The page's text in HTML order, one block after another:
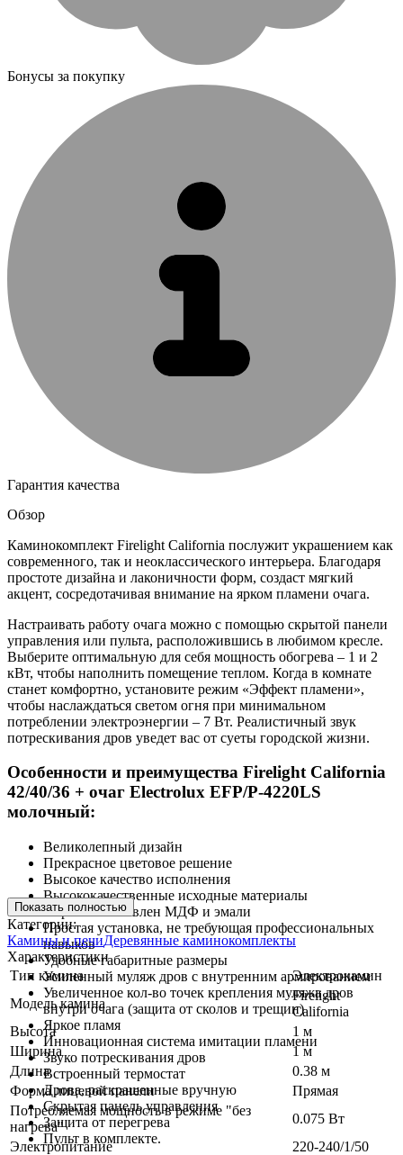
Бонусы за покупку
Гарантия качества
Обзор
Каминокомплект Firelight California послужит украшением как
современного, так и неоклассического интерьера. Благодаря
простоте дизайна и лаконичности форм, создаст мягкий
акцент, сосредотачивая внимание на ярком пламени очага.
Настраивать работу очага можно с помощью скрытой панели
управления или пульта, расположившись в любимом кресле.
Выберите оптимальную для себя мощность обогрева – 1 и 2
кВт, чтобы наполнить помещение теплом. Когда в комнате
станет комфортно, установите режим «Эффект пламени»,
чтобы наслаждаться светом огня при минимальном
потреблении электроэнергии – 7 Вт. Реалистичный звук
потрескивания дров уведет вас от суеты городской жизни.
Особенности и преимущества Firelight California
42/40/36 + очаг Electrolux EFP/P-4220LS
молочный:
Великолепный дизайн
Прекрасное цветовое решение
Высокое качество исполнения
Высококачественные исходные материалы
Портал изготовлен МДФ и эмали
Простая установка, не требующая профессиональных
навыков
Удобные габаритные размеры
Усиленный муляж дров с внутренним армированием
Увеличенное кол-во точек крепления муляжа дров
внутри очага (защита от сколов и трещин)
Яркое пламя
Инновационная система имитации пламени
Звуко потрескивания дров
Встроенный термостат
Дрова, раскрашенные вручную
Скрытая панель управления
Защита от перегрева
Пульт в комплекте.
Показать полностью
Категории:
Камины и печиДеревянные каминокомплекты
Характеристики
Тип камина
Электрокамин
Модель камина
Firelight
California
Высота
1 м
Ширина
1 м
Длина
0.38 м
Форма лицевой панели
Прямая
Потребляемая мощность в режиме "без
нагрева"
0.075 Вт
Электропитание
220-240/1/50